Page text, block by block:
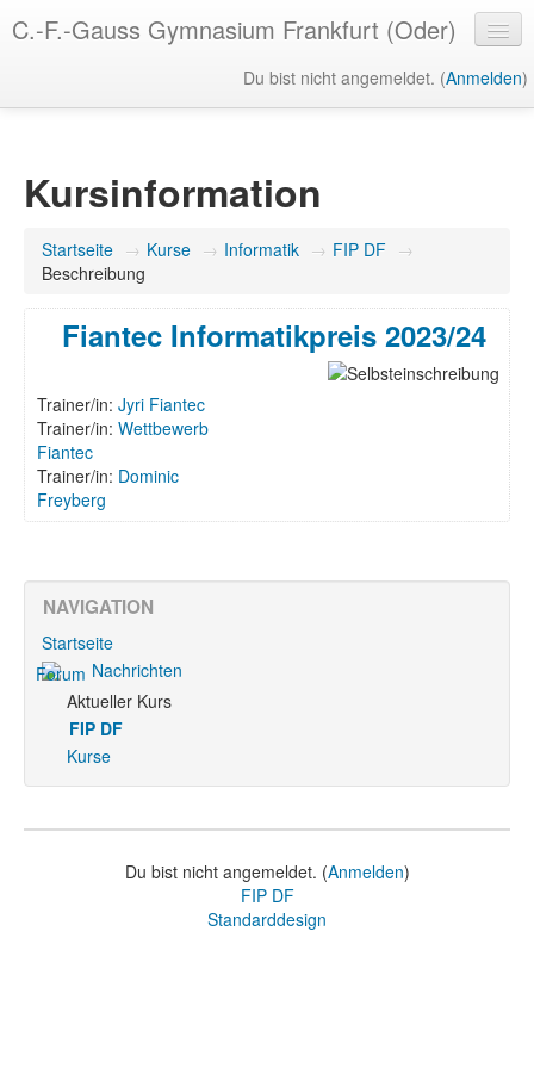
C.-F.-Gauss Gymnasium Frankfurt (Oder)
Du bist nicht angemeldet. (Anmelden)
Kursinformation
Startseite → Kurse → Informatik → FIP DF →
Beschreibung
Fiantec Informatikpreis 2023/24
Trainer/in: Jyri Fiantec
Trainer/in: Wettbewerb
Fiantec
Trainer/in: Dominic
Freyberg
NAVIGATION
Startseite
Nachrichten
Aktueller Kurs
FIP DF
Kurse
Du bist nicht angemeldet. (Anmelden)
FIP DF
Standarddesign